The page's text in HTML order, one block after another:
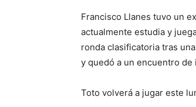
Francisco Llanes tuvo un
actualmente estudia y
ronda clasificatoria tras
y quedó a un encuentro
Toto volverá a jugar este